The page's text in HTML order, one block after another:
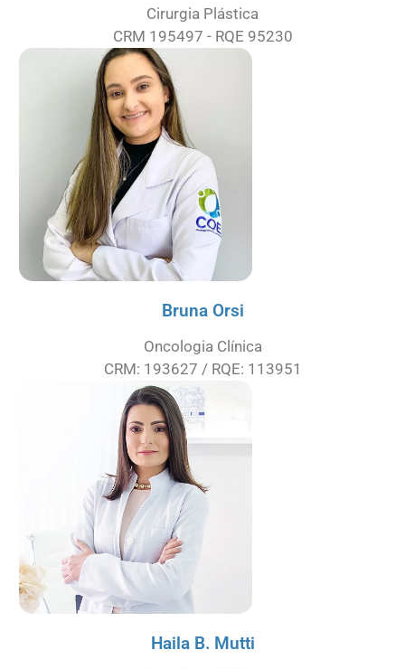
Cirurgia Plástica
CRM 195497 - RQE 95230
Bruna Orsi
Oncologia Clínica
CRM: 193627 / RQE: 113951
Haila B. Mutti